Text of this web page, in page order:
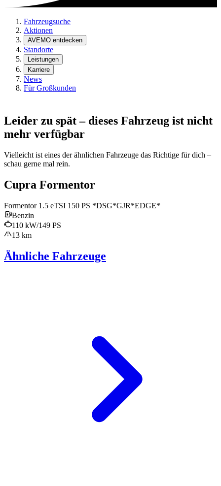
Fahrzeugsuche
Aktionen
AVEMO entdecken
Standorte
Leistungen
Karriere
News
Für Großkunden
Leider zu spät – dieses Fahrzeug ist nicht
mehr verfügbar
Vielleicht ist eines der ähnlichen Fahrzeuge das Richtige für dich –
schau gerne mal rein.
Cupra Formentor
Formentor 1.5 eTSI 150 PS *DSG*GJR*EDGE*
Benzin
110 kW/149 PS
13 km
Ähnliche Fahrzeuge